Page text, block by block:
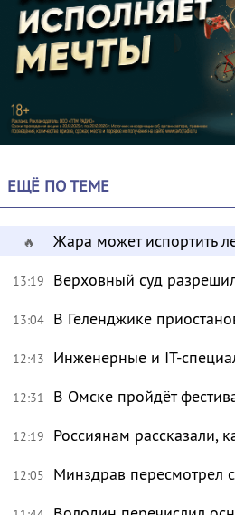
ЕЩЁ ПО ТЕМЕ
🔥 Жара может испортить
13:19 Верховный суд
13:04 В Геленджике
12:43 Инженерные и IT-
12:31 В Омске пройдёт
12:19 Россиянам рассказали,
12:05 Минздрав пересмотрел